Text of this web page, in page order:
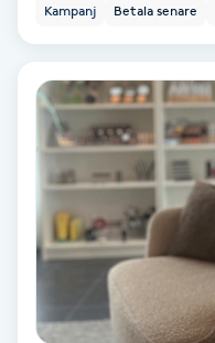
Rosacea
Rosenmetoden
Ryggmassage
Samtalsterapi
Senioryoga
Kampanj Betala senare